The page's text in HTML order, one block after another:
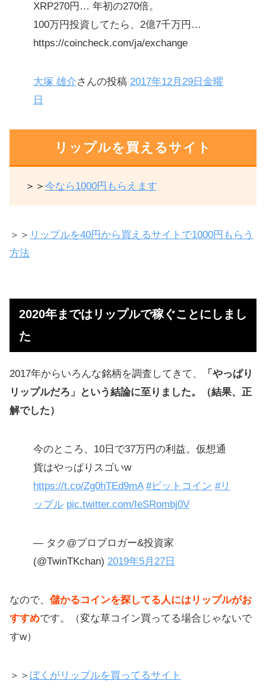
XRP270円… 年初の270倍。
100万円投資してたら、2億7千万円…
https://coincheck.com/ja/exchange
大塚 雄介さんの投稿 2017年12月29日金曜
日
リップルを買えるサイト
＞＞ 今なら1000円もらえます
＞＞ リップルを40円から買えるサイトで1000円もらう
方法
2020年まではリップルで稼ぐことにしまし
た
2017年からいろんな銘柄を調査してきて、
「やっぱり
リップルだろ」という結論に至りました。（結果、正
解でした）
今のところ、10日で37万円の利益。仮想通
貨はやっぱりスゴいw
https://t.co/Zg0hTEd9mA #ビットコイン #リ
ップル pic.twitter.com/IeSRombj0V
— タク@プロブロガー&投資家
(@TwinTKchan) 2019年5月27日
なので、 儲かるコインを探してる人にはリップルがお
すすめです。（変な草コイン買ってる場合じゃないで
すw）
＞＞ ぼくがリップルを買ってるサイト